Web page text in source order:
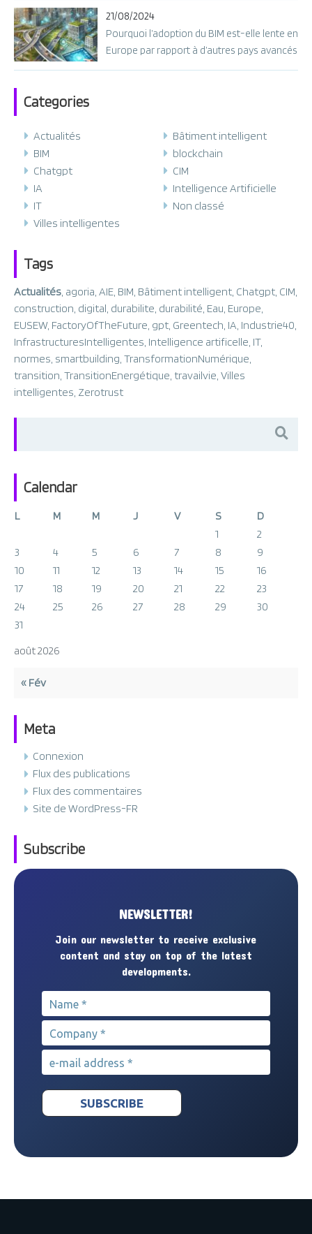
21/08/2024
Pourquoi l’adoption du BIM est-elle lente en
Europe par rapport à d’autres pays avancés
?
Categories
Actualités
Bâtiment intelligent
BIM
blockchain
Chatgpt
CIM
IA
Intelligence Artificielle
IT
Non classé
Villes intelligentes
Tags
Actualités, agoria, AIE, BIM, Bâtiment intelligent, Chatgpt, CIM,
construction, digital, durabilite, durabilité, Eau, Europe,
EUSEW, FactoryOfTheFuture, gpt, Greentech, IA, Industrie40,
InfrastructuresIntelligentes, Intelligence artificelle, IT,
normes, smartbuilding, TransformationNumérique,
transition, TransitionEnergétique, travailvie, Villes
intelligentes, Zerotrust
Calendar
août 2026
L M M J V S
D
1
2
3
4 5 6 7 8
9
10
11 12 13 14 15
16
17
18 19 20 21 22
23
24
25 26 27 28 29
30
31
« Fév
Meta
Connexion
Flux des publications
Flux des commentaires
Site de WordPress-FR
Subscribe
NEWSLETTER!
Join our newsletter to receive exclusive
content and stay on top of the latest
developments.
Name *
Company*
e-mail address*